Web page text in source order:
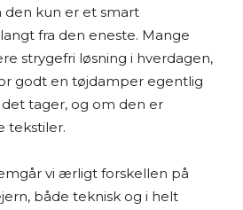
og dele min research
vil finde det bedste valg til
tests af produkterne selv.
er baseret på
forhandlerbeskrivelser,
ekspertvurderinger og
den kun er et smart
fra den eneste. Mange
strygefri løsning i hverdagen,
godt en tøjdamper egentlig
tager, og om den er
tekstiler.
vi ærligt forskellen på
både teknisk og i helt